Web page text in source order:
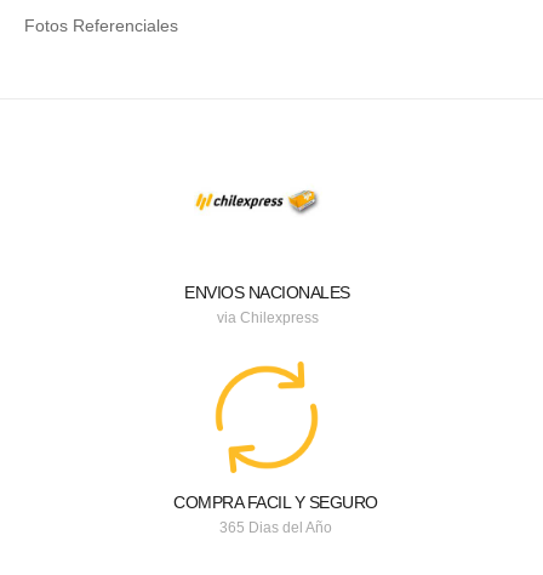
Fotos Referenciales
ENVIOS NACIONALES
via Chilexpress
COMPRA FACIL Y SEGURO
365 Dias del Año